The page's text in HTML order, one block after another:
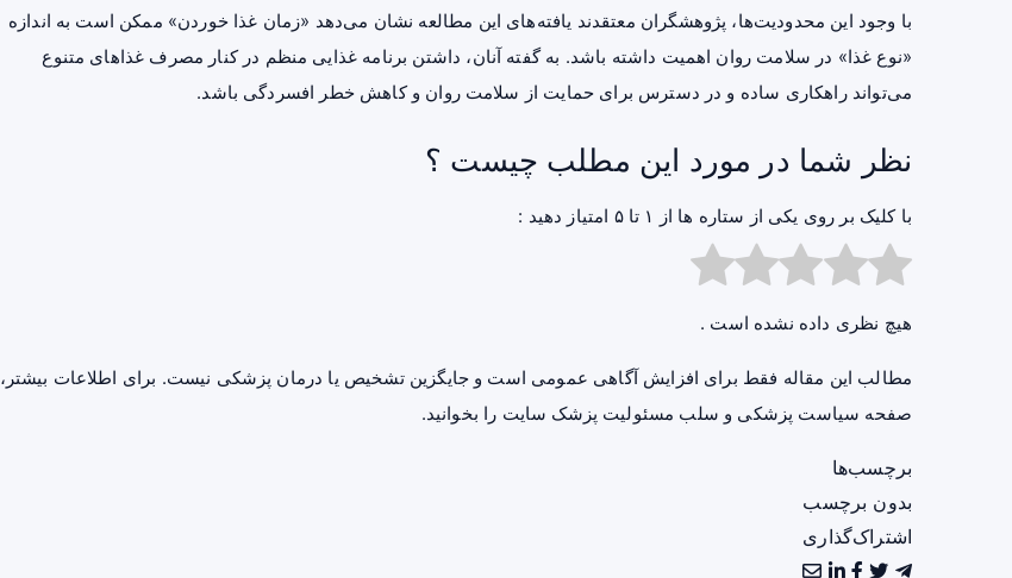
با وجود این محدودیت‌ها، پژوهشگران معتقدند یافته‌های این مطالعه نشان می‌دهد «زمان غذا خوردن» ممکن است به اندازه
«نوع غذا» در سلامت روان اهمیت داشته باشد. به گفته آنان، داشتن برنامه غذایی منظم در کنار مصرف غذاهای متنوع
می‌تواند راهکاری ساده و در دسترس برای حمایت از سلامت روان و کاهش خطر افسردگی باشد.
نظر شما در مورد این مطلب چیست ؟
با کلیک بر روی یکی از ستاره ها از ۱ تا ۵ امتیاز دهید :
هیچ نظری داده نشده است .
مطالب این مقاله فقط برای افزایش آگاهی عمومی است و جایگزین تشخیص یا درمان پزشکی نیست. برای اطلاعات بیشتر،
صفحه سیاست پزشکی و سلب مسئولیت پزشک سایت را بخوانید.
برچسب‌ها
بدون برچسب
اشتراک‌گذاری